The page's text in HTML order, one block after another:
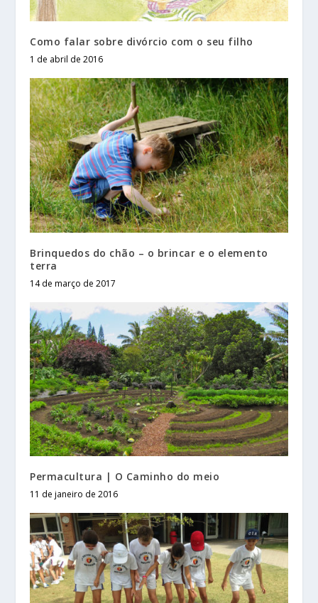
Como falar sobre divórcio com o seu filho
1 de abril de 2016
Brinquedos do chão – o brincar e o elemento
terra
14 de março de 2017
Permacultura | O Caminho do meio
11 de janeiro de 2016